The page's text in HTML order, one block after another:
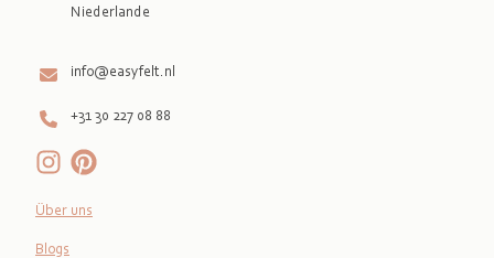
Niederlande
info@easyfelt.nl
+31 30 227 08 88
Über uns
Blogs